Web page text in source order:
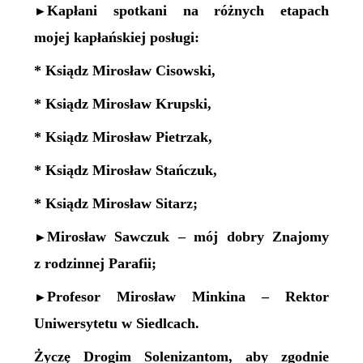
►Kapłani spotkani na różnych etapach
mojej kapłańskiej posługi:
* Ksiądz Mirosław Cisowski,
* Ksiądz Mirosław Krupski,
* Ksiądz Mirosław Pietrzak,
* Ksiądz Mirosław Stańczuk,
* Ksiądz Mirosław Sitarz;
►Mirosław Sawczuk – mój dobry Znajomy
z rodzinnej Parafii;
►Profesor Mirosław Minkina – Rektor
Uniwersytetu w Siedlcach.
Życzę Drogim Solenizantom, aby zgodnie